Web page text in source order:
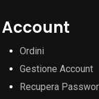
Account
Ordini
Gestione Account
Recupera